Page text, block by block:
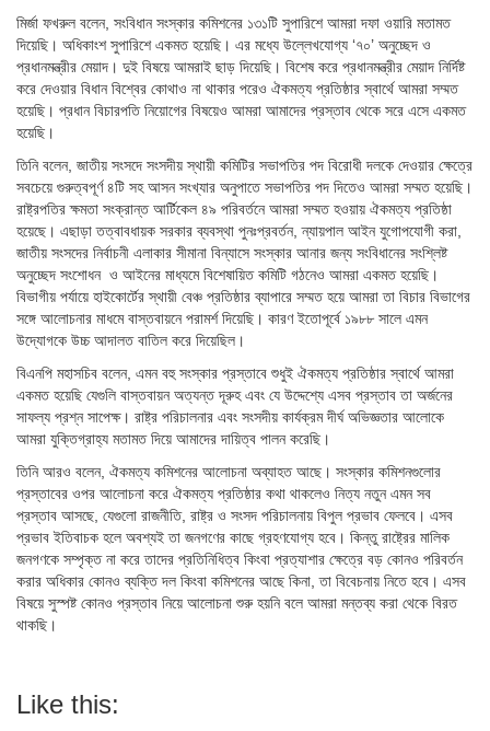
মির্জা ফখরুল বলেন, সংবিধান সংস্কার কমিশনের ১৩১টি সুপারিশে আমরা দফা ওয়ারি মতামত
দিয়েছি। অধিকাংশ সুপারিশে একমত হয়েছি। এর মধ্যে উল্লেখযোগ্য ‘৭০’ অনুচ্ছেদ ও
প্রধানমন্ত্রীর মেয়াদ। দুই বিষয়ে আমরাই ছাড় দিয়েছি। বিশেষ করে প্রধানমন্ত্রীর মেয়াদ নির্দিষ্ট
করে দেওয়ার বিধান বিশ্বের কোথাও না থাকার পরেও ঐকমত্য প্রতিষ্ঠার স্বার্থে আমরা সম্মত
হয়েছি। প্রধান বিচারপতি নিয়োগের বিষয়েও আমরা আমাদের প্রস্তাব থেকে সরে এসে একমত
হয়েছি।
তিনি বলেন, জাতীয় সংসদে সংসদীয় স্থায়ী কমিটির সভাপতির পদ বিরোধী দলকে দেওয়ার ক্ষেত্রে
সবচেয়ে গুরুত্বপূর্ণ ৪টি সহ আসন সংখ্যার অনুপাতে সভাপতির পদ দিতেও আমরা সম্মত হয়েছি।
রাষ্ট্রপতির ক্ষমতা সংক্রান্ত আর্টিকেল ৪৯ পরিবর্তনে আমরা সম্মত হওয়ায় ঐকমত্য প্রতিষ্ঠা
হয়েছে। এছাড়া তত্বাবধায়ক সরকার ব্যবস্থা পুনঃপ্রবর্তন, ন্যায়পাল আইন যুগোপযোগী করা,
জাতীয় সংসদের নির্বাচনী এলাকার সীমানা বিন্যাসে সংস্কার আনার জন্য সংবিধানের সংশ্লিষ্ট
অনুচ্ছেদ সংশোধন ও আইনের মাধ্যমে বিশেষায়িত কমিটি গঠনেও আমরা একমত হয়েছি।
বিভাগীয় পর্যায়ে হাইকোর্টের স্থায়ী বেঞ্চ প্রতিষ্ঠার ব্যাপারে সম্মত হয়ে আমরা তা বিচার বিভাগের
সঙ্গে আলোচনার মাধমে বাস্তবায়নে পরামর্শ দিয়েছি। কারণ ইতোপূর্বে ১৯৮৮ সালে এমন
উদ্যোগকে উচ্চ আদালত বাতিল করে দিয়েছিল।
বিএনপি মহাসচিব বলেন, এমন বহু সংস্কার প্রস্তাবে শুধুই ঐকমত্য প্রতিষ্ঠার স্বার্থে আমরা
একমত হয়েছি যেগুলি বাস্তবায়ন অত্যন্ত দূরুহ এবং যে উদ্দেশ্যে এসব প্রস্তাব তা অর্জনের
সাফল্য প্রশ্ন সাপেক্ষ। রাষ্ট্র পরিচালনার এবং সংসদীয় কার্যক্রম দীর্ঘ অভিজ্ঞতার আলোকে
আমরা যুক্তিগ্রাহ্য মতামত দিয়ে আমাদের দায়িত্ব পালন করেছি।
তিনি আরও বলেন, ঐকমত্য কমিশনের আলোচনা অব্যাহত আছে। সংস্কার কমিশনগুলোর
প্রস্তাবের ওপর আলোচনা করে ঐকমত্য প্রতিষ্ঠার কথা থাকলেও নিত্য নতুন এমন সব
প্রস্তাব আসছে, যেগুলো রাজনীতি, রাষ্ট্র ও সংসদ পরিচালনায় বিপুল প্রভাব ফেলবে। এসব
প্রভাব ইতিবাচক হলে অবশ্যই তা জনগণের কাছে গ্রহণযোগ্য হবে। কিন্তু রাষ্ট্রের মালিক
জনগণকে সম্পৃক্ত না করে তাদের প্রতিনিধিত্ব কিংবা প্রত্যাশার ক্ষেত্রে বড় কোনও পরিবর্তন
করার অধিকার কোনও ব্যক্তি দল কিংবা কমিশনের আছে কিনা, তা বিবেচনায় নিতে হবে। এসব
বিষয়ে সুস্পষ্ট কোনও প্রস্তাব নিয়ে আলোচনা শুরু হয়নি বলে আমরা মন্তব্য করা থেকে বিরত
থাকছি।
Like this: